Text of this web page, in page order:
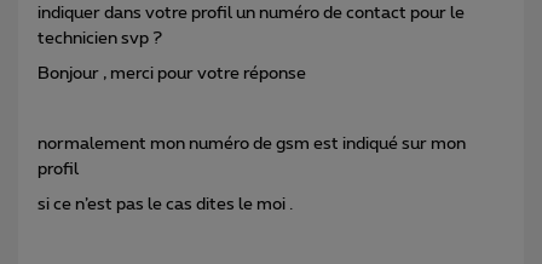
indiquer dans votre profil un numéro de contact pour le
technicien svp ?
Bonjour , merci pour votre réponse
normalement mon numéro de gsm est indiqué sur mon
profil
si ce n’est pas le cas dites le moi .